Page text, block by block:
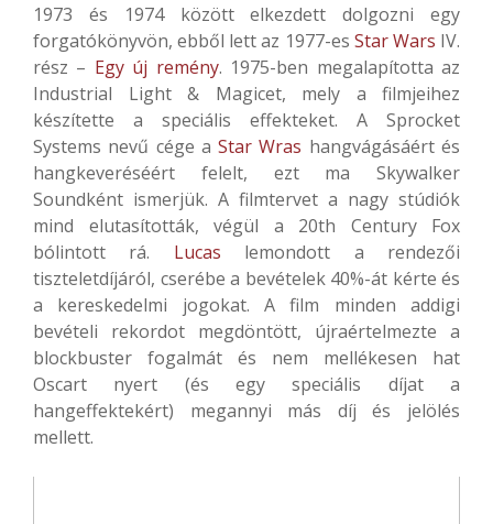
1973 és 1974 között elkezdett dolgozni egy
forgatókönyvön, ebből lett az 1977-es Star Wars IV.
rész – Egy új remény. 1975-ben megalapította az
Industrial Light & Magicet, mely a filmjeihez
készítette a speciális effekteket. A Sprocket
Systems nevű cége aStar Wras hangvágásáért és
hangkeveréséért felelt, ezt ma Skywalker
Soundként ismerjük. A filmtervet a nagy stúdiók
mind elutasították, végül a 20th Century Fox
bólintott rá. Lucas lemondott a rendezői
tiszteletdíjáról, cserébe a bevételek 40%-át kérte és
a kereskedelmi jogokat. A film minden addigi
bevételi rekordot megdöntött, újraértelmezte a
blockbuster fogalmát és nem mellékesen hat
Oscart nyert (és egy speciális díjat a
hangeffektekért) megannyi más díj és jelölés
mellett.